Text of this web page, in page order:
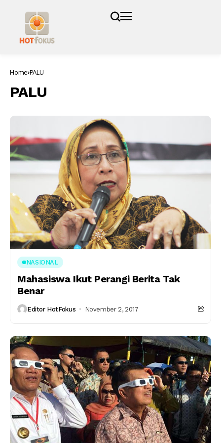
Home PALU
PALU
NASIONAL
Mahasiswa Ikut Perangi Berita Tak
Benar
Editor HotFokus November 2, 2017